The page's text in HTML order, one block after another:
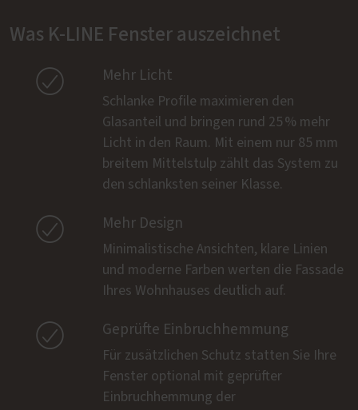
Was K-LINE Fenster auszeichnet
 Mehr Licht
Schlanke Profile maximieren den
Glasanteil und bringen rund 25 % mehr
Licht in den Raum. Mit einem nur 85 mm
breitem Mittelstulp zählt das System zu
den schlanksten seiner Klasse.
 Mehr Design
Minimalistische Ansichten, klare Linien
und moderne Farben werten die Fassade
Ihres Wohnhauses deutlich auf.
 Geprüfte Einbruchhemmung
Für zusätzlichen Schutz statten Sie Ihre
Fenster optional mit geprüfter
Einbruchhemmung der